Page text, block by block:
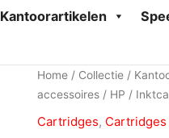
Kantoorartikelen
Home / Collectie /
accessoires / HP /
Cartridges,